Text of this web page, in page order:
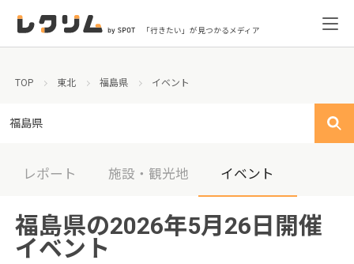
「行きたい」が見つかるメディア
TOP 東北 福島県 イベント
福島県
レポート 施設・観光地 イベント
福島県の2026年5月26日開催
イベント